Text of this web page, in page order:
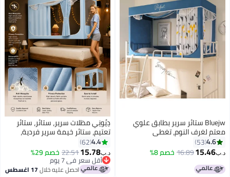
Bluejw ستائر سرير بطابق علوي
لغرف النوم، تغطي
ديكور خلفية تصوير،
6 لوحات مع قمة
53
15.46
16.89خصم 8%
دِيُونِي مظلات سرير، ستائر، ستائر
تعتيم، ستائر خيمة سرير فردية،
قماش تظليل للطلاب، مظلة سرير،
ناموسية، نوم الطلاب، حماية
الخصوصية
4.4
62
15.78
22.51خصم 29%
أقل سعر في 7 يوم
أقل سعر في 7 يوماحصل عليه خلال17 اغسطس